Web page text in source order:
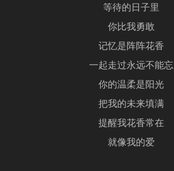
等待的日子里
你比我勇敢
记忆是阵阵花香
一起走过永远不能忘
你的温柔是阳光
把我的未来填满
提醒我花香常在
就像我的爱